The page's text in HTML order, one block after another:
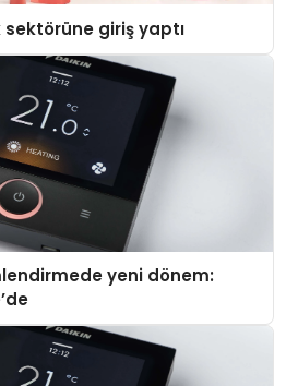
giriş yaptı
yeni dönem: